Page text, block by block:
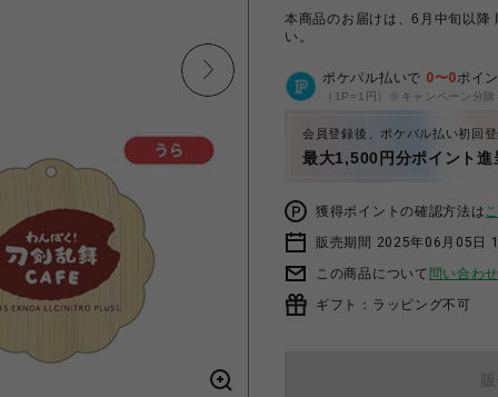
本商品のお届けは、6月中旬以降
い。
ポケパル払いで 0〜0ポイ
（1P=1円）※キャンペーン分除
会員登録後、ポケパル払い初回
最大1,500円分ポイント進
獲得ポイントの確認方法は
販売期間 2025年06月05日
この商品について 問い合わ
ギフト：ラッピング不可